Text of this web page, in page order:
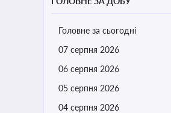
Головне за сьогодні
07 серпня 2026
06 серпня 2026
05 серпня 2026
04 серпня 2026